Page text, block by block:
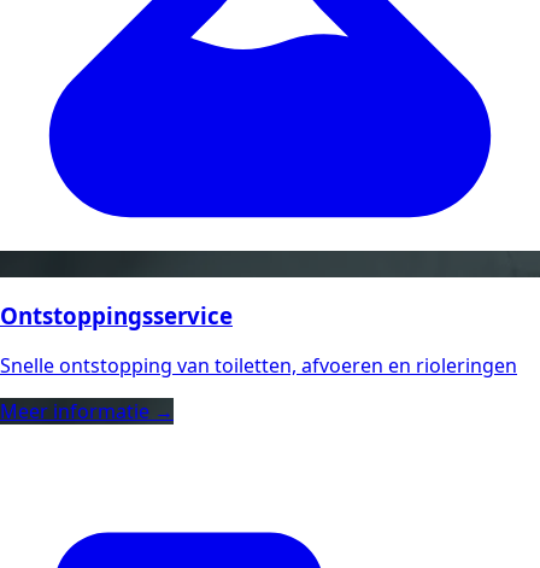
Ontstoppingsservice
Snelle ontstopping van toiletten, afvoeren en rioleringen
Meer informatie →